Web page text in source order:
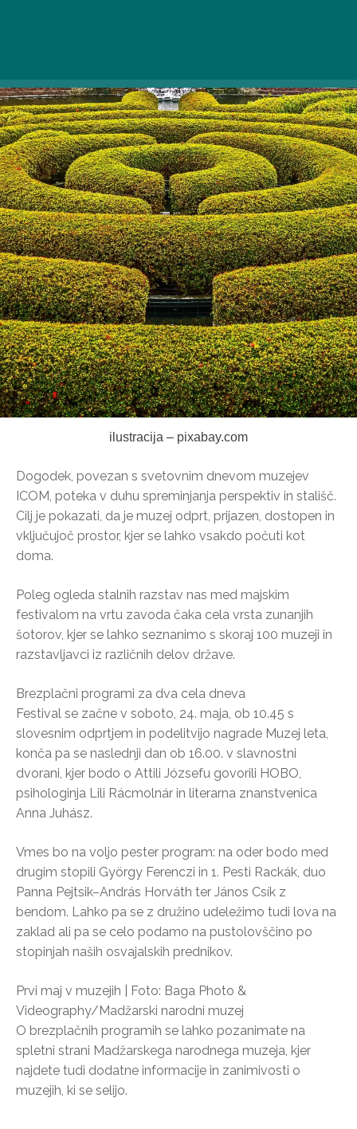
ilustracija – pixabay.com
Dogodek, povezan s svetovnim dnevom muzejev
ICOM, poteka v duhu spreminjanja perspektiv in stališč.
Cilj je pokazati, da je muzej odprt, prijazen, dostopen in
vključujoč prostor, kjer se lahko vsakdo počuti kot
doma.
Poleg ogleda stalnih razstav nas med majskim
festivalom na vrtu zavoda čaka cela vrsta zunanjih
šotorov, kjer se lahko seznanimo s skoraj 100 muzeji in
razstavljavci iz različnih delov države.
Brezplačni programi za dva cela dneva
Festival se začne v soboto, 24. maja, ob 10.45 s
slovesnim odprtjem in podelitvijo nagrade Muzej leta,
konča pa se naslednji dan ob 16.00. v slavnostni
dvorani, kjer bodo o Attili Józsefu govorili HOBO,
psihologinja Lili Rácmolnár in literarna znanstvenica
Anna Juhász.
Vmes bo na voljo pester program: na oder bodo med
drugim stopili György Ferenczi in 1. Pesti Rackák, duo
Panna Pejtsik–András Horváth ter János Csík z
bendom. Lahko pa se z družino udeležimo tudi lova na
zaklad ali pa se celo podamo na pustolovščino po
stopinjah naših osvajalskih prednikov.
Prvi maj v muzejih | Foto: Baga Photo &
Videography/Madžarski narodni muzej
O brezplačnih programih se lahko pozanimate na
spletni strani Madžarskega narodnega muzeja, kjer
najdete tudi dodatne informacije in zanimivosti o
muzejih, ki se selijo.